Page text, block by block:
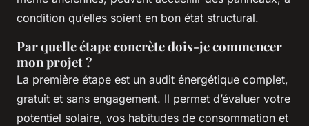
condition qu’elles soient en bon état structural.
Par quelle étape concrète dois-je commencer
mon projet ?
La première étape est un audit énergétique complet,
gratuit et sans engagement. Il permet d’évaluer votre
potentiel solaire, vos habitudes de consommation et